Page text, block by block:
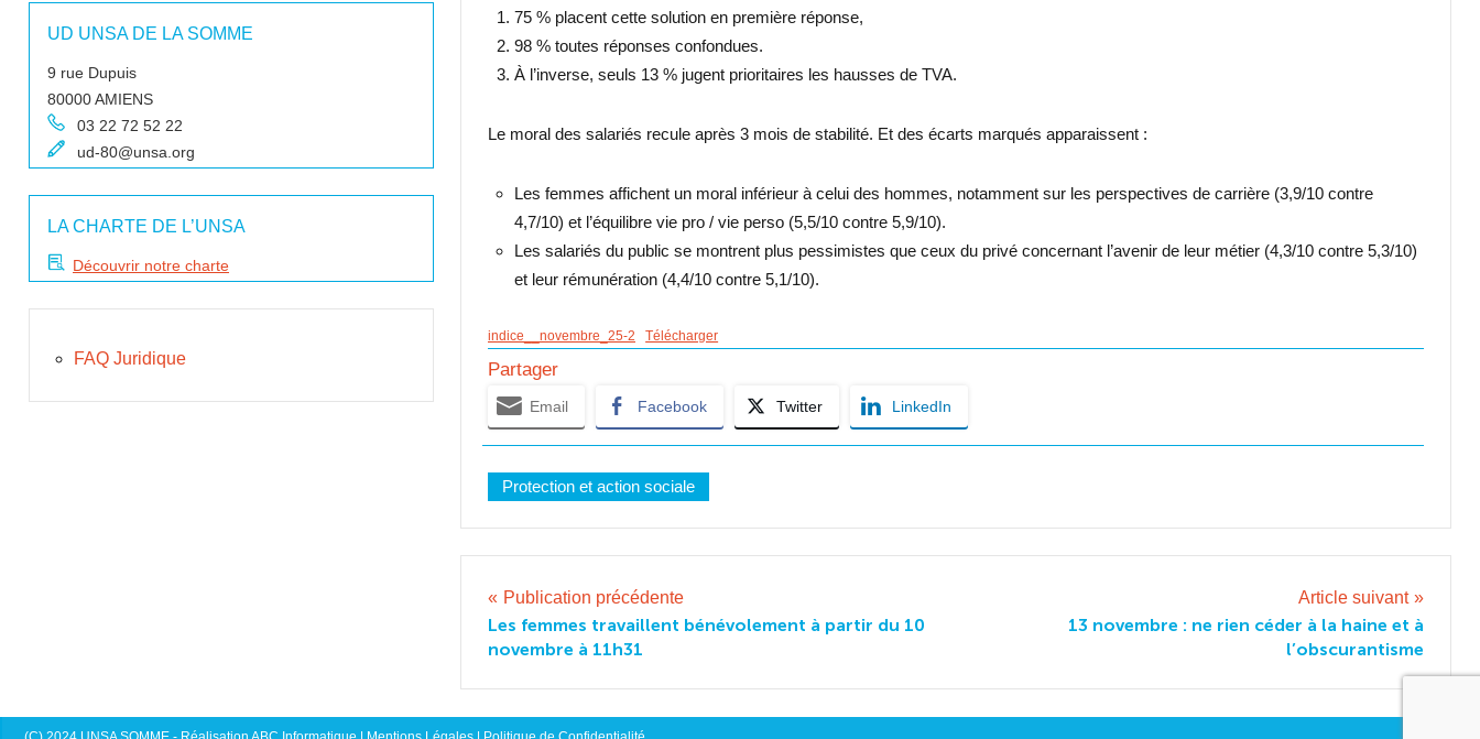
75 % placent cette solution en première réponse,
98 % toutes réponses confondues.
À l’inverse, seuls 13 % jugent prioritaires les hausses de TVA.
Le moral des salariés recule après 3 mois de stabilité. Et des écarts marqués apparaissent :
Les femmes affichent un moral inférieur à celui des hommes, notamment sur les perspectives de carrière (3,9/10 contre
4,7/10) et l’équilibre vie pro / vie perso (5,5/10 contre 5,9/10).
Les salariés du public se montrent plus pessimistes que ceux du privé concernant l’avenir de leur métier (4,3/10 contre 5,3/10)
et leur rémunération (4,4/10 contre 5,1/10).
indice__novembre_25-2 Télécharger
Partager
Email Facebook Twitter LinkedIn
Protection et action sociale
Navigation
de
Publication précédente
Les femmes travaillent bénévolement à partir du 10
novembre à 11h31
Article suivant
13 novembre : ne rien céder à la haine et à
l’obscurantisme
UD UNSA DE LA SOMME
9 rue Dupuis
80000 AMIENS
03 22 72 52 22
ud-80@unsa.org
LA CHARTE DE L’UNSA
Découvrir notre charte
FAQ Juridique